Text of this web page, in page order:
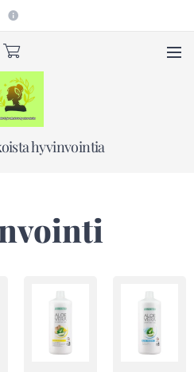
hyvinvointia